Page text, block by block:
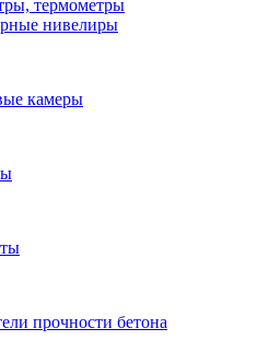
термометры
нивелиры
камеры
прочности бетона